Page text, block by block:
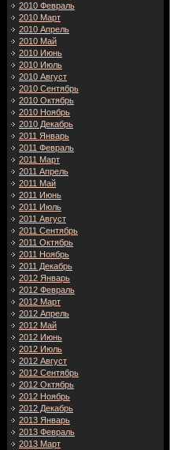
2010 Февраль
2010 Март
2010 Апрель
2010 Май
2010 Июнь
2010 Июль
2010 Август
2010 Сентябрь
2010 Октябрь
2010 Ноябрь
2010 Декабрь
2011 Январь
2011 Февраль
2011 Март
2011 Апрель
2011 Май
2011 Июнь
2011 Июль
2011 Август
2011 Сентябрь
2011 Октябрь
2011 Ноябрь
2011 Декабрь
2012 Январь
2012 Февраль
2012 Март
2012 Апрель
2012 Май
2012 Июнь
2012 Июль
2012 Август
2012 Сентябрь
2012 Октябрь
2012 Ноябрь
2012 Декабрь
2013 Январь
2013 Февраль
2013 Март